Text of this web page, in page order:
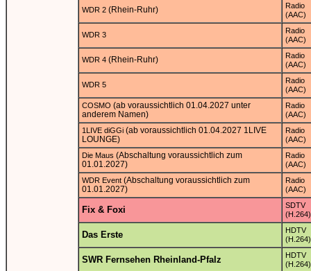
WDR 2 (Rhein-Ruhr)
Radio
(AAC)
WDR 3
Radio
(AAC)
WDR 4 (Rhein-Ruhr)
Radio
(AAC)
WDR 5
Radio
(AAC)
COSMO (ab voraussichtlich 01.04.2027 unter
anderem Namen)
Radio
(AAC)
1LIVE diGGi (ab voraussichtlich 01.04.2027 1LIVE
LOUNGE)
Radio
(AAC)
Die Maus (Abschaltung voraussichtlich zum
01.01.2027)
Radio
(AAC)
WDR Event (Abschaltung voraussichtlich zum
01.01.2027)
Radio
(AAC)
Fix & Foxi
SDTV
(H.264)
Das Erste
HDTV
(H.264)
SWR Fernsehen Rheinland-Pfalz
HDTV
(H.264)